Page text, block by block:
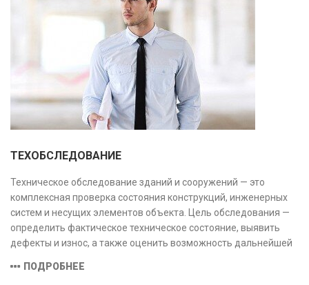
ТЕХОБСЛЕДОВАНИЕ
Техническое обследование зданий и сооружений — это
комплексная проверка состояния конструкций, инженерных
систем и несущих элементов объекта. Цель обследования —
определить фактическое техническое состояние, выявить
дефекты и износ, а также оценить возможность дальнейшей
ПОДРОБНЕЕ